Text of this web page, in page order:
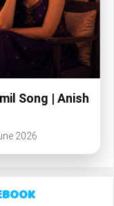
Song | Anish
2026